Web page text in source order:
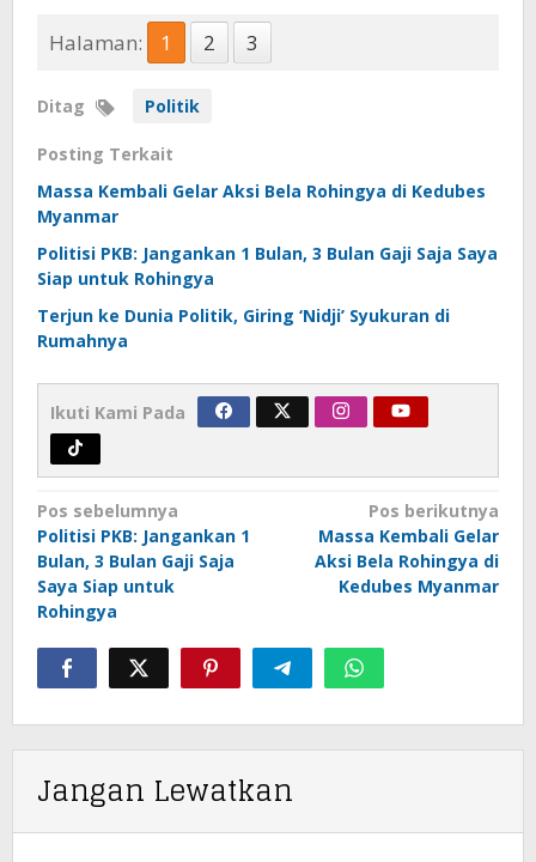
Halaman: 1 2 3
Ditag Politik
Posting Terkait
Massa Kembali Gelar Aksi Bela Rohingya di Kedubes
Myanmar
Politisi PKB: Jangankan 1 Bulan, 3 Bulan Gaji Saja Saya
Siap untuk Rohingya
Terjun ke Dunia Politik, Giring ‘Nidji’ Syukuran di
Rumahnya
Ikuti Kami Pada
Navigasi
pos
Pos sebelumnya
Politisi PKB: Jangankan 1
Bulan, 3 Bulan Gaji Saja
Saya Siap untuk
Rohingya
Pos berikutnya
Massa Kembali Gelar
Aksi Bela Rohingya di
Kedubes Myanmar
Jangan Lewatkan